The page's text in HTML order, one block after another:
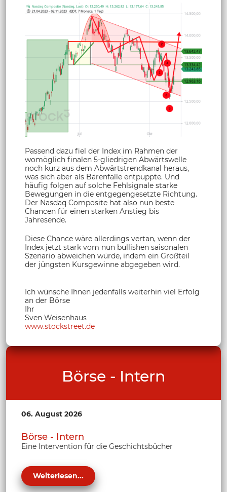
Passend dazu fiel der Index im Rahmen der
womöglich finalen 5-gliedrigen Abwärtswelle
noch kurz aus dem Abwärtstrendkanal heraus,
was sich aber als Bärenfalle entpuppte. Und
häufig folgen auf solche Fehlsignale starke
Bewegungen in die entgegengesetzte Richtung.
Der Nasdaq Composite hat also nun beste
Chancen für einen starken Anstieg bis
Jahresende.
Diese Chance wäre allerdings vertan, wenn der
Index jetzt stark vom nun bullishen saisonalen
Szenario abweichen würde, indem ein Großteil
der jüngsten Kursgewinne abgegeben wird.
Ich wünsche Ihnen jedenfalls weiterhin viel Erfolg
an der Börse
Ihr
Sven Weisenhaus
www.stockstreet.de
Börse - Intern
06. August 2026
Börse - Intern
Eine Intervention für die Geschichtsbücher
Weiterlesen...